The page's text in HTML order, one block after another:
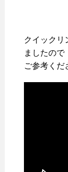
クイックリ
ましたので
ご参考くだ